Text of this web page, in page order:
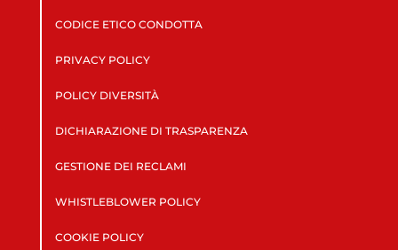
CODICE ETICO CONDOTTA
PRIVACY POLICY
POLICY DIVERSITÀ
DICHIARAZIONE DI TRASPARENZA
GESTIONE DEI RECLAMI
WHISTLEBLOWER POLICY
COOKIE POLICY